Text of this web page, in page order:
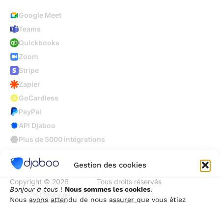
Gestion des cookies
Bonjour à tous ! Nous sommes les cookies.
Nous avons attendu de nous assurer que vous étiez
Google Meet
Teams
Quickbooks
Zoom
Stripe
Zapier
GoCardless
PayPal
API Djaboo
Plus de 5000 intégrations
Copyright © 2026 Tous droits réservés